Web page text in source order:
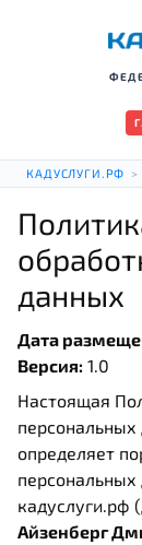
КАДУСЛУГИ.РФ >
данных
Дата
Версия: 1.0
Настоящая
определяет
персональных
кадуслуги.рф
Айзенберг